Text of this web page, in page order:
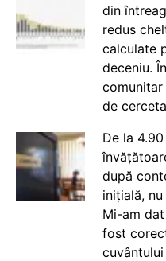
din
redus
calculate
deceniu.
de
De la
după
inițială,
Mi-am
fost
cuvântului